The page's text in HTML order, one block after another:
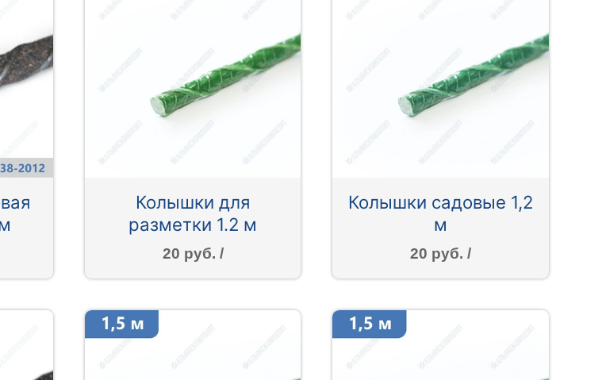
Колышки для
разметки 1.2 м
20 руб. /
Колышки садовые 1,2
м
20 руб. /